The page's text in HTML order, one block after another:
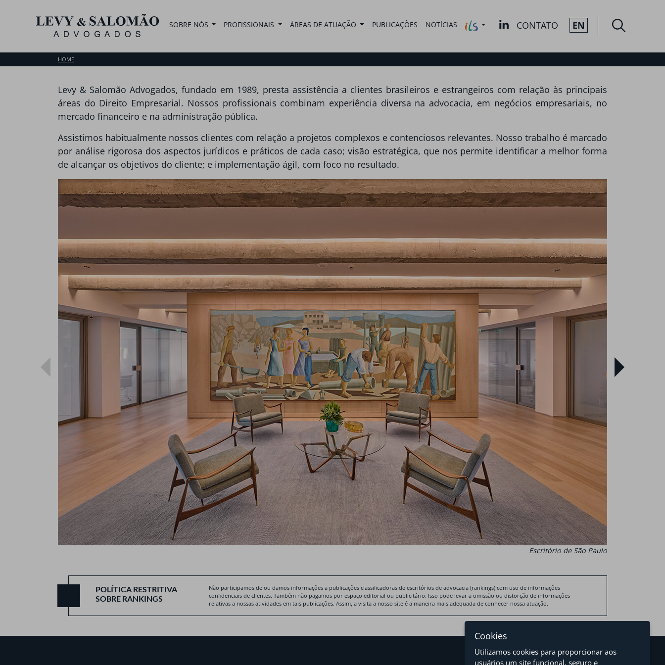
SOBRE NÓS PROFISSIONAIS ÁREAS DE ATUAÇÃO PUBLICAÇÕES NOTÍCIAS CONTATO EN
HOME
Levy & Salomão Advogados, fundado em 1989, presta assistência a clientes brasileiros e estrangeiros com relação às principais
áreas do Direito Empresarial. Nossos profissionais combinam experiência diversa na advocacia, em negócios empresariais, no
mercado financeiro e na administração pública.
Assistimos habitualmente nossos clientes com relação a projetos complexos e contenciosos relevantes. Nosso trabalho é marcado
por análise rigorosa dos aspectos jurídicos e práticos de cada caso; visão estratégica, que nos permite identificar a melhor forma
de alcançar os objetivos do cliente; e implementação ágil, com foco no resultado.
Escritório de São Paulo
POLÍTICA RESTRITIVA
SOBRE RANKINGS
Não participamos de ou damos informações a publicações classificadoras de escritórios de advocacia (rankings) com uso de informações
confidenciais de clientes. Também não pagamos por espaço editorial ou publicitário. Isso pode levar a omissão ou distorção de informações
relativas a nossas atividades em tais publicações. Assim, a visita a nosso site é a maneira mais adequada de conhecer nossa atuação.
Cookies
Utilizamos cookies para proporcionar aos
usuários um site funcional, seguro e